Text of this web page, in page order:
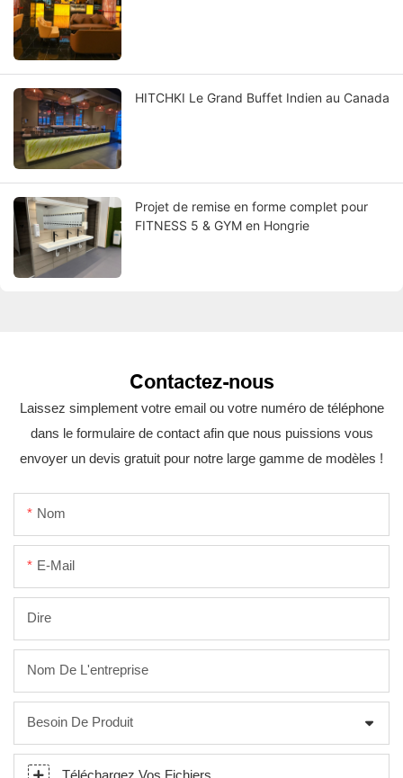
HITCHKI Le Grand Buffet Indien au Canada
Projet de remise en forme complet pour
FITNESS 5 & GYM en Hongrie
Contactez-nous
Laissez simplement votre email ou votre numéro de téléphone
dans le formulaire de contact afin que nous puissions vous
envoyer un devis gratuit pour notre large gamme de modèles !
Nom
E-Mail
Dire
Nom De L'entreprise
Besoin De Produit
Téléchargez Vos Fichiers